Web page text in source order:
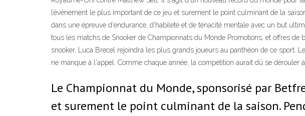
l’événement le plus important de ce jeu et surement le point culminant de la
dans une épreuve d'endurance, d'habileté et de ténacité mentale avec un but
tous les matchs de Snooker de Championnats du Monde Promotions, et offres
snooker, Luca Brecel rejoindra les plus grands joueurs au panthéon de ce sport.
ne manque à l'appel. Comme chaque année, la compétition aurait dû se
Le Championnat du Monde, sponsorisé par
et surement le point culminant de la saison.